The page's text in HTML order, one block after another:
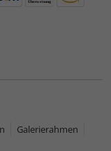
Galerierahmen